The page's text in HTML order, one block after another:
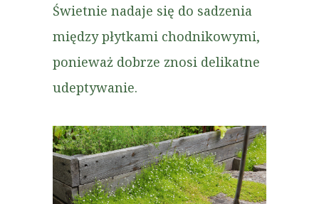
Świetnie nadaje się do sadzenia
między płytkami chodnikowymi,
ponieważ dobrze znosi delikatne
udeptywanie.